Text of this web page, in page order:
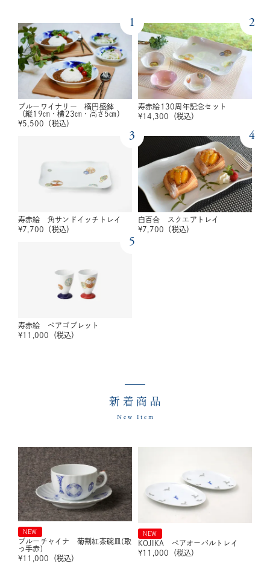
1
ブルーワイナリー 楕円盛鉢
（縦19㎝・横23㎝・高さ5㎝）
¥5,500 （税込）
2
寿赤絵130周年記念セット
¥14,300 （税込）
3
寿赤絵 角サンドイッチトレイ
¥7,700 （税込）
4
白百合 スクエアトレイ
¥7,700 （税込）
5
寿赤絵 ペアゴブレット
¥11,000 （税込）
新着商品
New Item
NEW
ブルーチャイナ 菊割紅茶碗皿(取
っ手赤)
¥11,000 （税込）
NEW
KOJIKA ペアオーバルトレイ
¥11,000 （税込）